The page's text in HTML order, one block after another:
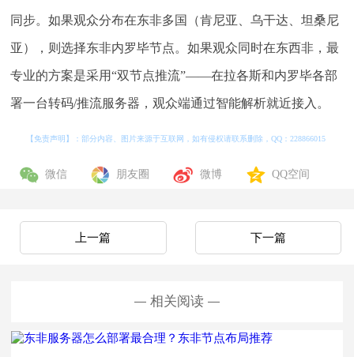
同步。如果观众分布在东非多国（肯尼亚、乌干达、坦桑尼
亚），则选择东非内罗毕节点。如果观众同时在东西非，最
专业的方案是采用“双节点推流”——在拉各斯和内罗毕各部
署一台转码/推流服务器，观众端通过智能解析就近接入。
【免责声明】：部分内容、图片来源于互联网，如有侵权请联系删除，QQ：228866015
微信 朋友圈 微博 QQ空间
下一篇
上一篇
相关阅读